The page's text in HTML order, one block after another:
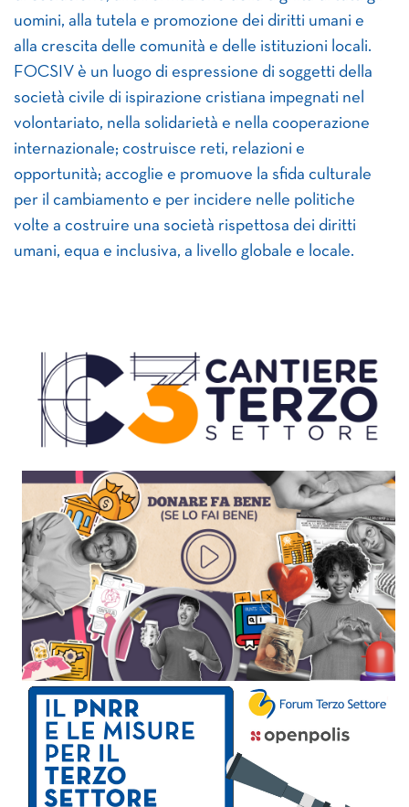
uomini, alla tutela e promozione dei diritti umani e
alla crescita delle comunità e delle istituzioni locali.
FOCSIV è un luogo di espressione di soggetti della
società civile di ispirazione cristiana impegnati nel
volontariato, nella solidarietà e nella cooperazione
internazionale; costruisce reti, relazioni e
opportunità; accoglie e promuove la sfida culturale
per il cambiamento e per incidere nelle politiche
volte a costruire una società rispettosa dei diritti
umani, equa e inclusiva, a livello globale e locale.